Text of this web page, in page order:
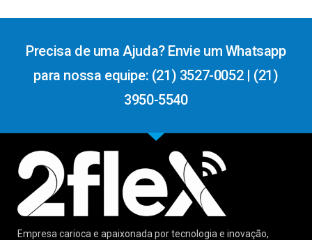
Precisa de uma Ajuda? Envie um Whatsapp
para nossa equipe: (21) 3527-0052 | (21)
3950-5540
Empresa carioca e apaixonada por tecnologia e inovação,